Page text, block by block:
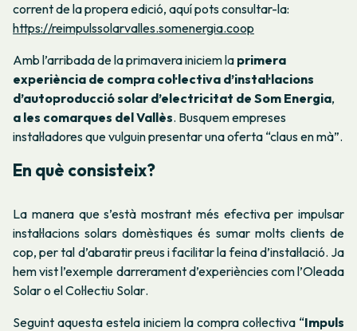
corrent de la propera edició, aquí pots consultar-la:
https://reimpulssolarvalles.somenergia.coop
Amb l’arribada de la primavera iniciem la primera
experiència de compra col·lectiva d’instal·lacions
d’autoproducció solar d’electricitat de Som Energia,
a les comarques del Vallès. Busquem empreses
instal·ladores que vulguin presentar una oferta “claus en mà”.
En què consisteix?
La manera que s’està mostrant més efectiva per impulsar
instal·lacions solars domèstiques és sumar molts clients de
cop, per tal d’abaratir preus i facilitar la feina d’instal·lació. Ja
hem vist l’exemple darrerament d’experiències com l’Oleada
Solaro elCol·lectiu Solar.
Seguint aquesta estela iniciem la compra col·lectiva “Impuls